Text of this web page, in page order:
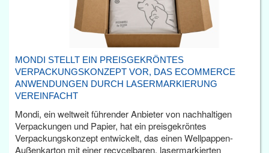
MONDI STELLT EIN PREISGEKRÖNTES
VERPACKUNGSKONZEPT VOR, DAS ECOMMERCE
ANWENDUNGEN DURCH LASERMARKIERUNG
VEREINFACHT
Mondi, ein weltweit führender Anbieter von nachhaltigen
Verpackungen und Papier, hat ein preisgekröntes
Verpackungskonzept entwickelt, das einen Wellpappen-
Außenkarton mit einer recycelbaren, lasermarkierten